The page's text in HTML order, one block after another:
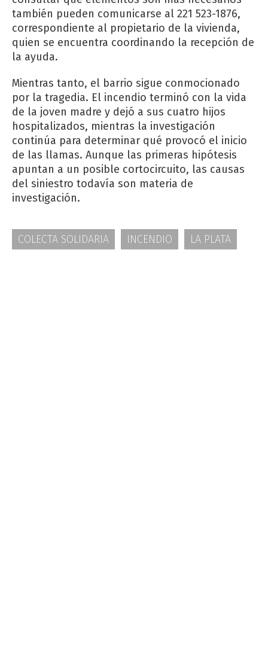
también pueden comunicarse al 221 523-1876,
correspondiente al propietario de la vivienda,
quien se encuentra coordinando la recepción de
la ayuda.
Mientras tanto, el barrio sigue conmocionado
por la tragedia. El incendio terminó con la vida
de la joven madre y dejó a sus cuatro hijos
hospitalizados, mientras la investigación
continúa para determinar qué provocó el inicio
de las llamas. Aunque las primeras hipótesis
apuntan a un posible cortocircuito, las causas
del siniestro todavía son materia de
investigación.
COLECTA SOLIDARIA INCENDIO LA PLATA